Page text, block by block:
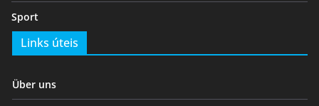
Sport
Links úteis
Über uns